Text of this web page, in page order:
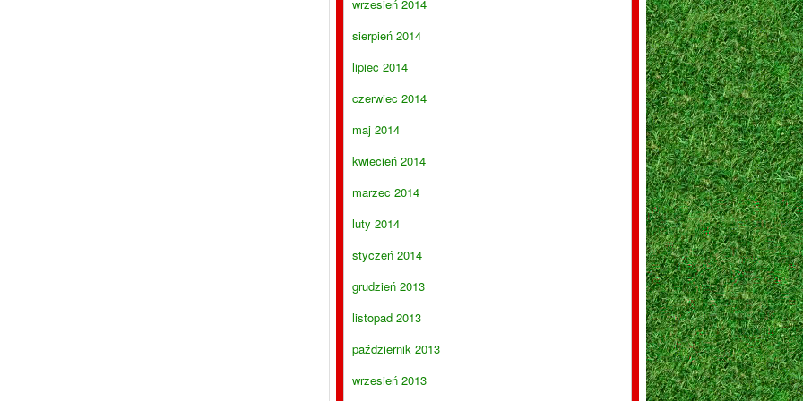
wrzesień 2014
sierpień 2014
lipiec 2014
czerwiec 2014
maj 2014
kwiecień 2014
marzec 2014
luty 2014
styczeń 2014
grudzień 2013
listopad 2013
październik 2013
wrzesień 2013